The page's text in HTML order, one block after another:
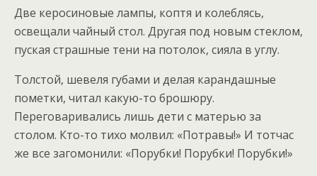
Две керосиновые лампы, коптя и колеблясь,
освещали чайный стол. Другая под новым стеклом,
пуская страшные тени на потолок, сияла в углу.
Толстой, шевеля губами и делая карандашные
пометки, читал какую-то брошюру.
Переговаривались лишь дети с матерью за
столом. Кто-то тихо молвил: «Потравы!» И тотчас
же все загомонили: «Порубки! Порубки! Порубки!»